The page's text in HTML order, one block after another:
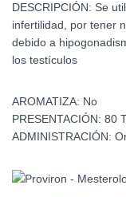
DESCRIPCIÓN: Se
infertilidad, por tener
debido a
los testículos
AROMATIZA: No
PRESENTACIÓN: 80
ADMINISTRACIÓN: